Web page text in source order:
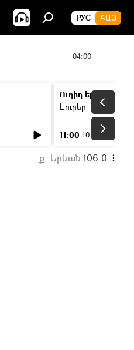
РУС ՀԱՅ
04:00
Ուղիղ եթեր
Լուրեր
11:00 10 ր
ք. Երևան 106.0